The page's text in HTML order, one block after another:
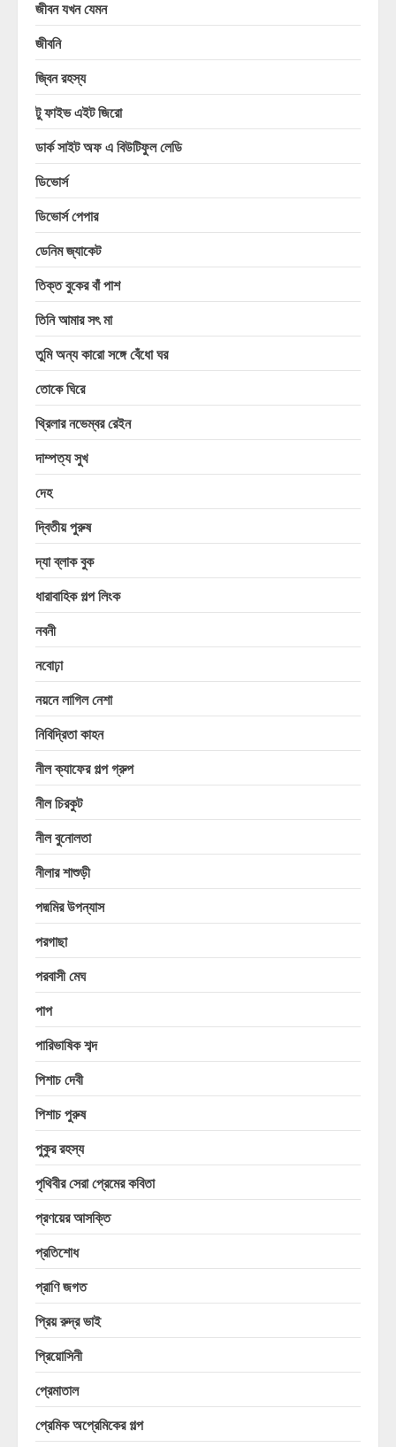
জীবন যখন যেমন
জীবনি
জ্বিন রহস্য
টু ফাইভ এইট জিরো
ডার্ক সাইট অফ এ বিউটিফুল লেডি
ডিভোর্স
ডিভোর্স পেপার
ডেনিম জ্যাকেট
তিক্ত বুকের বাঁ পাশ
তিনি আমার সৎ মা
তুমি অন্য কারো সঙ্গে বেঁধো ঘর
তোকে ঘিরে
থ্রিলার নভেম্বর রেইন
দাম্পত্য সুখ
দেহ
দ্বিতীয় পুরুষ
দ্যা ব্লাক বুক
ধারাবাহিক গল্প লিংক
নবনী
নবোঢ়া
নয়নে লাগিল নেশা
নিবিদ্রিতা কাহন
নীল ক্যাফের গল্প গ্রুপ
নীল চিরকুট
নীল বুনোলতা
নীলার শাশুড়ী
পদ্মমির উপন্যাস
পরগাছা
পরবাসী মেঘ
পাপ
পারিভাষিক শব্দ
পিশাচ দেবী
পিশাচ পুরুষ
পুকুর রহস্য
পৃথিবীর সেরা প্রেমের কবিতা
প্রণয়ের আসক্তি
প্রতিশোধ
প্রাণি জগত
প্রিয় রুদ্র ভাই
প্রিয়োসিনী
প্রেমাতাল
প্রেমিক অপ্রেমিকের গল্প